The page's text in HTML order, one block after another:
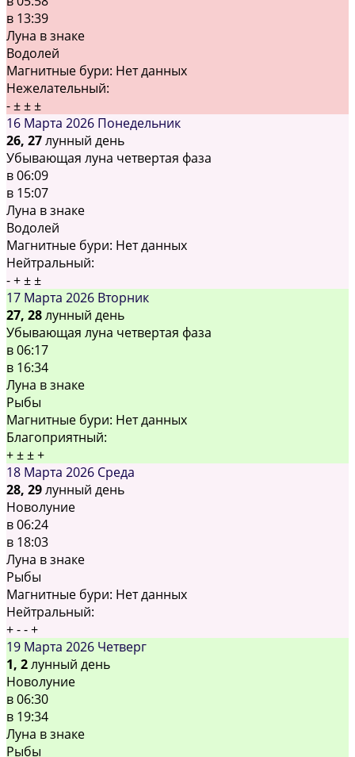
в 13:39
Луна в знаке
Водолей
Магнитные бури: Нет данных
Нежелательный:
-±±±
16 Марта 2026 Понедельник
26, 27лунный день
Убывающая луна четвертая фаза
в06:09
в 15:07
Луна в знаке
Водолей
Магнитные бури: Нет данных
Нейтральный:
-+±±
17 Марта 2026 Вторник
27, 28лунный день
Убывающая луна четвертая фаза
в06:17
в 16:34
Луна в знаке
Рыбы
Магнитные бури: Нет данных
Благоприятный:
+±±+
18 Марта 2026 Среда
28, 29лунный день
Новолуние
в06:24
в 18:03
Луна в знаке
Рыбы
Магнитные бури: Нет данных
Нейтральный:
+--+
19 Марта 2026 Четверг
1, 2лунный день
Новолуние
в06:30
в 19:34
Луна в знаке
Рыбы